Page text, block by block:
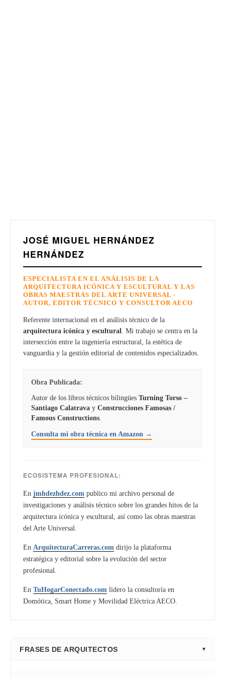
JOSÉ MIGUEL HERNÁNDEZ
HERNÁNDEZ
ESPECIALISTA EN EL ANÁLISIS DE LA
ARQUITECTURA ICÓNICA Y ESCULTURAL Y LAS
OBRAS MAESTRAS DEL ARTE UNIVERSAL ·
AUTOR, EDITOR TÉCNICO Y CONSULTOR AECO
Referente internacional en el análisis técnico de la
arquitectura icónica y escultural . Mi trabajo se centra en la
intersección entre la ingeniería estructural, la estética de
vanguardia y la gestión editorial de contenidos especializados.
Obra Publicada:
Autor de los libros técnicos bilingües Turning Torso –
Santiago Calatrava y Construcciones Famosas /
Famous Constructions
Consulta mi obra técnica en Amazon →
ECOSISTEMA PROFESIONAL:
En jmhdezhdez.com publico mi archivo personal de
investigaciones y análisis técnico sobre los grandes hitos de la
arquitectura icónica y escultural, así como las obras maestras
del Arte Universal.
En ArquitecturaCarreras.com dirijo la plataforma
estratégica y editorial sobre la evolución del sector
profesional.
En TuHogarConectado.com lidero la consultoría en
Domótica, Smart Home y Movilidad Eléctrica AECO.
FRASES DE ARQUITECTOS